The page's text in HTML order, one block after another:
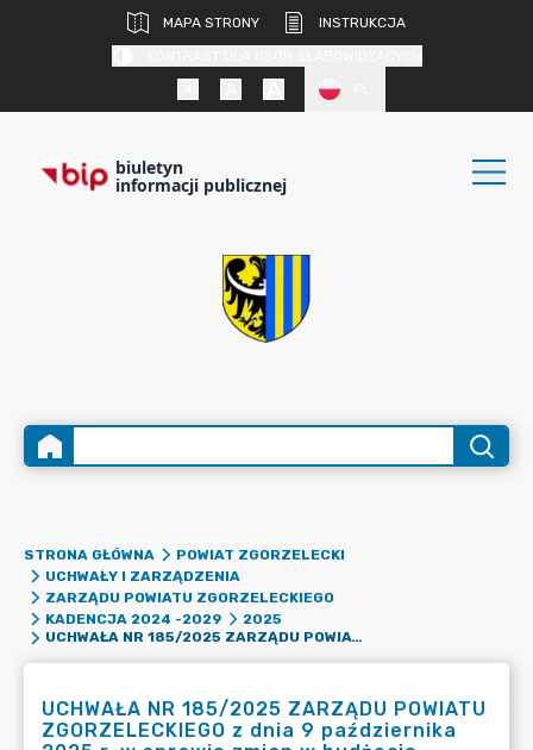
MAPA STRONY
INSTRUKCJA
biuletyn
informacji publicznej
STRONA GŁÓWNA
POWIAT ZGORZELECKI
UCHWAŁY I ZARZĄDZENIA
ZARZĄDU POWIATU ZGORZELECKIEGO
KADENCJA 2024 -2029
2025
UCHWAŁA NR 185/2025 ZARZĄDU POWIATU ZGORZELECKIEGO Z DNIA 9 PAŹDZIERNIKA 2025 R. W SPRAWIE ZMIAN W BUDŻECIE POWIATU ZGORZELECKIEGO NA ROK 2025.
UCHWAŁA NR 185/2025 ZARZĄDU POWIATU
ZGORZELECKIEGO z dnia 9 października